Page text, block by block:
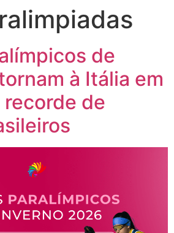
de
à Itália em
de